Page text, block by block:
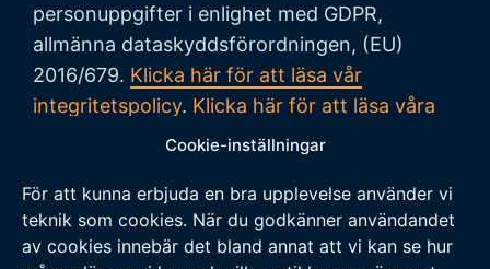
Cookie-inställningar
För att kunna erbjuda en bra upplevelse använder vi
teknik som cookies. När du godkänner användandet
av cookies innebär det bland annat att vi kan se hur
personuppgifter i enlighet med GDPR,
allmänna dataskyddsförordningen, (EU)
2016/679. Klicka här för att läsa vår
integritetspolicy. Klicka här för att läsa våra
allmänna villkor vid köp.
Tipsa oss